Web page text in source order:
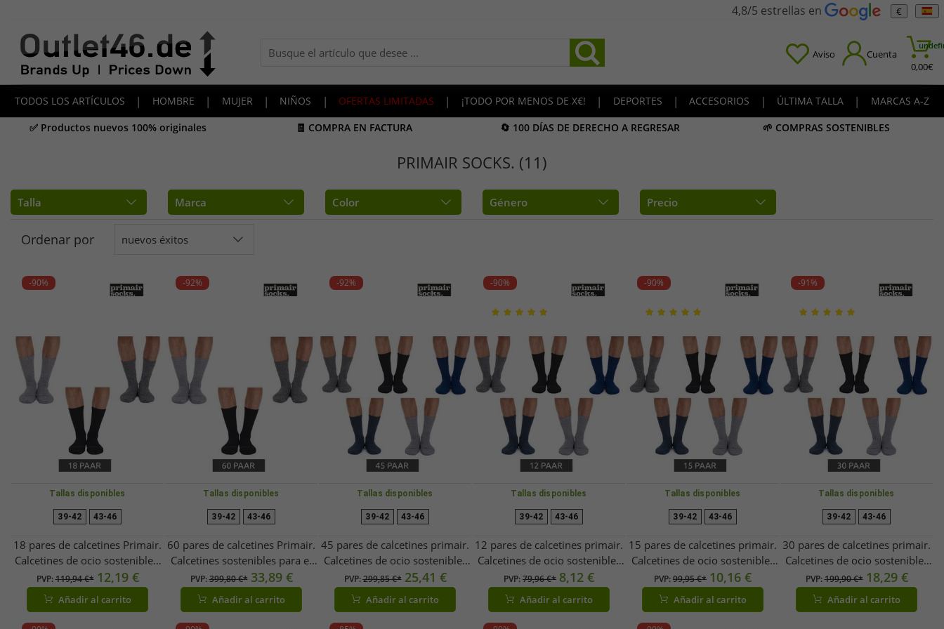
4,8/5 estrellas en €
Aviso Cuenta
0,00€
TODOS LOS ARTÍCULOS | HOMBRE | MUJER | NIÑOS | OFERTAS LIMITADAS | ¡TODO POR MENOS DE X€! | DEPORTES | ACCESORIOS | ÚLTIMA TALLA |
MARCAS A-Z
✅ Productos nuevos 100% originales
🧾 COMPRA EN FACTURA 🔄 100 DÍAS DE DERECHO A REGRESAR 🌱 COMPRAS SOSTENIBLES
PRIMAIR SOCKS. (11)
Talla Marca Color Género Precio
Ordenar por nuevos éxitos
-90%
Tallas disponibles
39-42 43-46
18 pares de calcetines Primair.
Calcetines de ocio sostenibles,
de algodón, largos, de punto
(modelo 53200)
Negro/Blanco/Gris claro/Gris
PVP:119,94 €* 12,19 €
Añadir al carrito
-92%
Tallas disponibles
39-42 43-46
60 pares de calcetines Primair.
Calcetines sostenibles para el
tiempo libre, calcetines de
algodón, calcetines largos de
punto 53200
Negro/Blanco/Gris Claro/Gris
PVP:399,80 €* 33,89 €
Añadir al carrito
-92%
Tallas disponibles
39-42 43-46
45 pares de calcetines primair.
Calcetines de ocio sostenibles
calcetines de algodón
calcetines largos de punto
53200 negro/blanco/gris
claro/gris oscuro
PVP:299,85 €* 25,41 €
Añadir al carrito
-90%
Tallas disponibles
39-42 43-46
12 pares de calcetines primair.
Calcetines de ocio sostenibles
calcetines de algodón
calcetines largos de punto
53200 negro/blanco/gris
claro/gris oscuro
PVP:79,96 €* 8,12 €
Añadir al carrito
-90%
Tallas disponibles
39-42 43-46
15 pares de calcetines primair.
Calcetines de ocio sostenibles
calcetines de algodón
calcetines largos de punto
53200 negro/blanco/gris
claro/gris oscuro
PVP:99,95 €* 10,16 €
Añadir al carrito
-91%
Tallas disponibles
39-42 43-46
30 pares de calcetines primair.
Calcetines de ocio sostenibles
calcetines de algodón
calcetines largos de punto
53200 negro/blanco/gris
PVP:199,90 €* 18,29 €
Añadir al carrito